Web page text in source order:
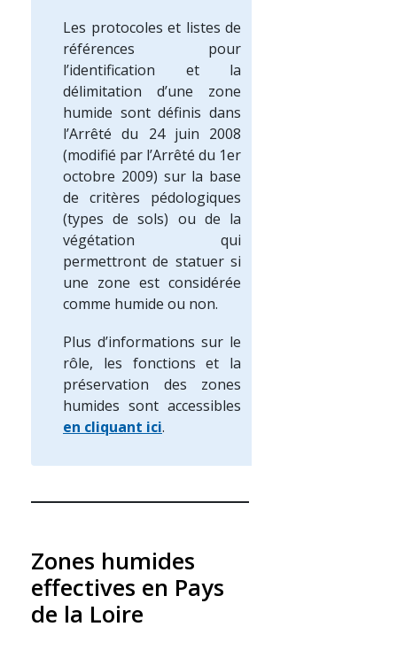
Les protocoles et listes de
références pour
l’identification et la
délimitation d’une zone
humide sont définis dans
l’Arrêté du 24 juin 2008
(modifié par l’Arrêté du 1er
octobre 2009) sur la base
de critères pédologiques
(types de sols) ou de la
végétation qui
permettront de statuer si
une zone est considérée
comme humide ou non.
Plus d’informations sur le
rôle, les fonctions et la
préservation des zones
humides sont accessibles
en cliquant ici.
Zones humides
effectives en Pays
de la Loire